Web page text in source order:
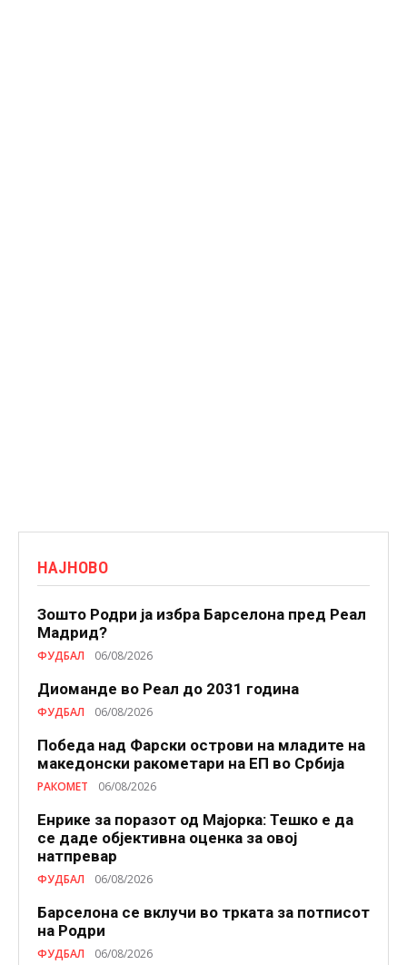
НАЈНОВО
Зошто Родри ја избра Барселона пред Реал
Мадрид?
ФУДБАЛ 06/08/2026
Диоманде во Реал до 2031 година
ФУДБАЛ 06/08/2026
Победа над Фарски острови на младите на
македонски ракометари на ЕП во Србија
РАКОМЕТ 06/08/2026
Енрике за поразот од Мајорка: Тешко е да
се даде објективна оценка за овој
натпревар
ФУДБАЛ 06/08/2026
Барселона се вклучи во трката за потписот
на Родри
ФУДБАЛ 06/08/2026